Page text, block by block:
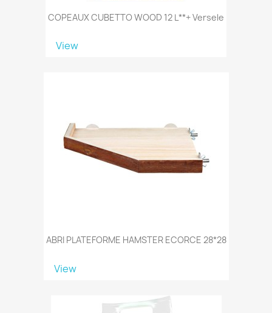
COPEAUX CUBETTO WOOD 12 L**+ Versele
View
ABRI PLATEFORME HAMSTER ECORCE 28*28
View